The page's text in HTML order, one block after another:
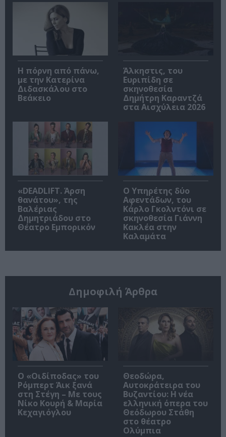
Η πόρνη από πάνω,
με την Κατερίνα
Διδασκάλου στο
Βεάκειο
Άλκηστις, του
Ευριπίδη σε
σκηνοθεσία
Δημήτρη Καραντζά
στα Αισχύλεια 2026
«DEADLIFT. Άρση
θανάτου», της
Βαλέριας
Δημητριάδου στο
Θέατρο Εμπορικόν
Ο Υπηρέτης δύο
Αφεντάδων, του
Κάρλο Γκολντόνι σε
σκηνοθεσία Γιάννη
Κακλέα στην
Καλαμάτα
Δημοφιλή Άρθρα
O «Οιδίποδας» του
Ρόμπερτ Άικ ξανά
στη Στέγη – Με τους
Νίκο Κουρή & Μαρία
Κεχαγιόγλου
Θεοδώρα,
Αυτοκράτειρα του
Βυζαντίου: Η νέα
ελληνική όπερα του
Θεόδωρου Στάθη
στο θέατρο
Ολύμπια